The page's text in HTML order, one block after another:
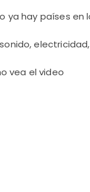
hay países
vea el video